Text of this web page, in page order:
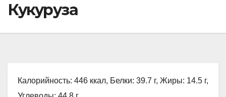
Кукуруза
Калорийность: 446 ккал, Белки: 39.7 г, Жиры: 14.5 г,